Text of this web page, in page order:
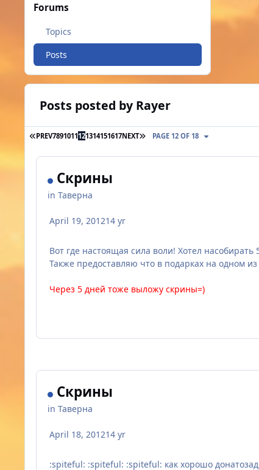
Forums
Topics
Posts
Posts posted by Rayer
FIRST PAGE
PREV7891011121314151617NEXT LAST PAGE
PAGE 12 OF 18
Скрины
inТаверна
April 19, 201214 yr
Вот где настоящая сила воли! Хотел
Также предоставляю что в подарках на одном
Через 5 дней тоже выложу скрины=)
Скрины
inТаверна
April 18, 201214 yr
:spiteful: :spiteful: :spiteful: как хорошо